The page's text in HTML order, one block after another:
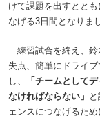
けて課題を出すとと
なげる3日間となりま
練習試合を終え、鈴
失点、簡単にドライ
し、
「チームとして
なければならない」
ェンスにつなげるた